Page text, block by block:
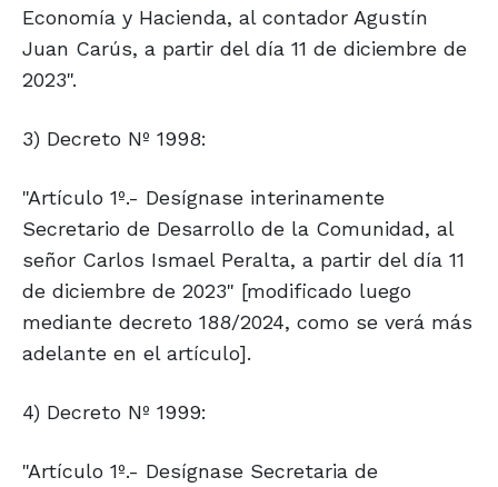
Economía y Hacienda, al contador Agustín
Juan Carús, a partir del día 11 de diciembre de
2023".
3) Decreto Nº 1998:
"Artículo 1º.- Desígnase interinamente
Secretario de Desarrollo de la Comunidad, al
señor Carlos Ismael Peralta, a partir del día 11
de diciembre de 2023" [modificado luego
mediante decreto 188/2024, como se verá más
adelante en el artículo].
4) Decreto Nº 1999:
"Artículo 1º.- Desígnase Secretaria de